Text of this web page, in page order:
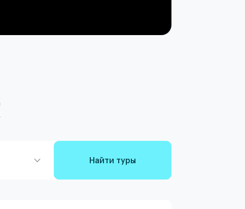
Найти туры